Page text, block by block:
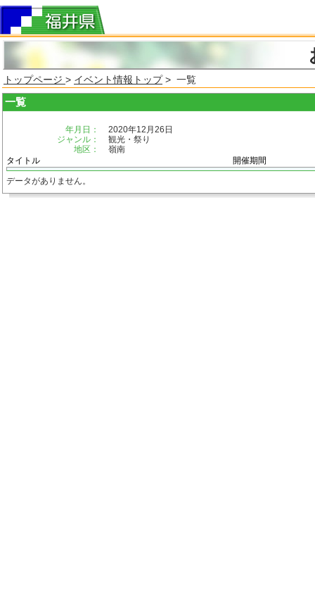
トップページ > イベント情報トップ> 一覧
一覧
年月日：
2020年12月26日
ジャンル：
観光・祭り
地区：
嶺南
タイトル
開催期間
データがありません。